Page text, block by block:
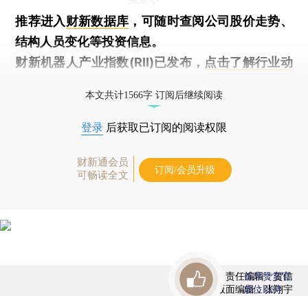
推荐进入财新数据库 ，可随时查阅公司股价走势、
结构人员变化等投资信息。
财新机器人产业指数(RII)已发布， 点击了解行业动
本文共计1566字 订阅后继续阅读
登录 后获取已订阅的阅读权限
财新通会员
可畅读全文
订阅/会员升级
责任编辑：贺信
版面编辑：张翔宇
首席赞赏官
虚位以待